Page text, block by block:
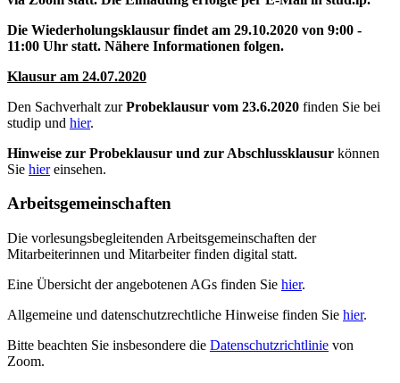
Die Wiederholungsklausur findet am 29.10.2020 von 9:00 -
11:00 Uhr statt. Nähere Informationen folgen.
Klausur am 24.07.2020
Den Sachverhalt zurProbeklausur vom 23.6.2020 finden Sie bei
studip und hier.
Hinweise zur Probeklausur und zur Abschlussklausur können
Sie hiereinsehen.
Arbeitsgemeinschaften
Die vorlesungsbegleitenden Arbeitsgemeinschaften der
Mitarbeiterinnen und Mitarbeiter finden digital statt.
Eine Übersicht der angebotenen AGs finden Sie hier.
Allgemeine und datenschutzrechtliche Hinweise finden Sie hier.
Bitte beachten Sie insbesondere die Datenschutzrichtlinie von
Zoom.